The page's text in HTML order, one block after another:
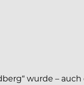
wurde –